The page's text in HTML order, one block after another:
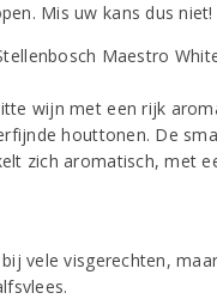
Mis uw kans dus niet!
wijn met een rijk
houttonen. De
zich aromatisch, met
vele visgerechten,